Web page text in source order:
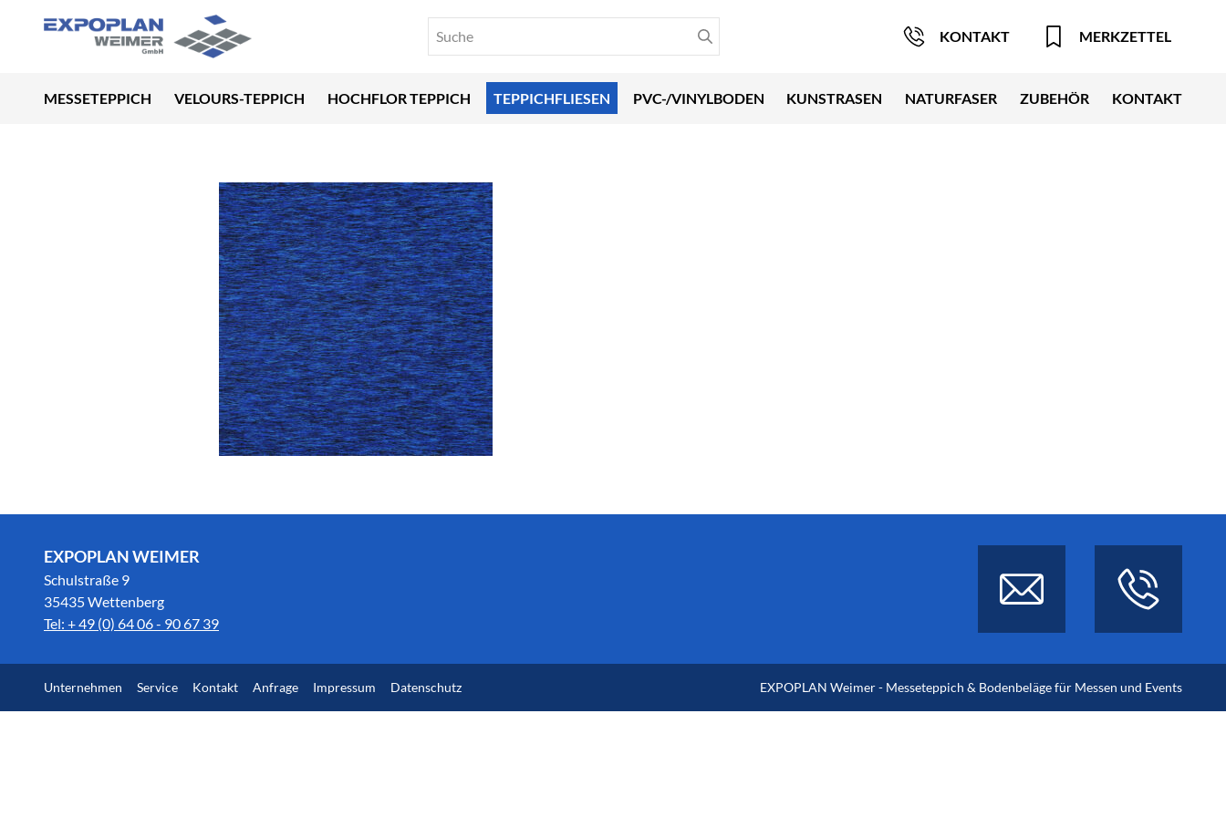
KONTAKT MERKZETTEL
MESSETEPPICH VELOURS-TEPPICH HOCHFLOR TEPPICH TEPPICHFLIESEN PVC-/VINYLBODEN KUNSTRASEN NATURFASER ZUBEHÖR KONTAKT
EXPOPLAN WEIMER
Schulstraße 9
35435 Wettenberg
Tel: + 49 (0) 64 06 - 90 67 39
Unternehmen Service Kontakt Anfrage Impressum Datenschutz EXPOPLAN Weimer - Messeteppich & Bodenbeläge für Messen und Events